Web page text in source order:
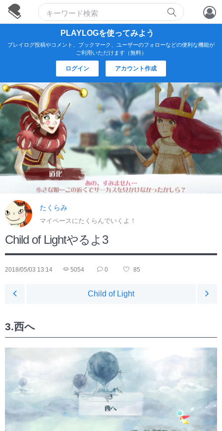
アカウント作成
ログイン
PLAYLOGを使ってみよう
プレイログ投稿やコメント、ブックマーク、ユーザーのフォローなどの便利な機能が
ご利用いただけます（無料）
ログイン アカウント作成
たくらみ
マイペースにたくらんでいくよ！
Child of Lightやるよ3
2018/05/03 13:14 5054 0 85
Child of Light
3.西へ